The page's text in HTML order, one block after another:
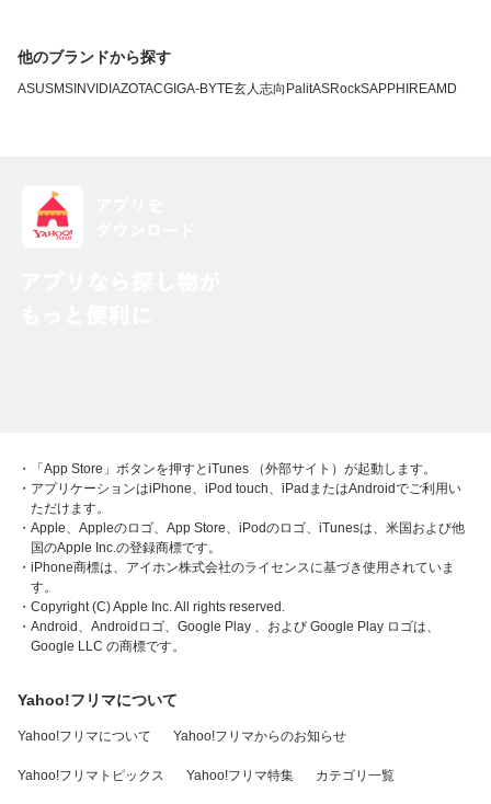
他のブランドから探す
ASUSMSI NVIDIAZOTACGIGA-BYTE玄人志向 PalitASRockSAPPHIREAMD
・「App Store」ボタンを押すとiTunes （外部サイト）が起動します。
・アプリケーションはiPhone、iPod touch、iPadまたはAndroidでご利用い
ただけます。
・Apple、Appleのロゴ、App Store、iPodのロゴ、iTunesは、米国および他
国のApple Inc.の登録商標です。
・iPhone商標は、アイホン株式会社のライセンスに基づき使用されていま
す。
・Copyright (C) Apple Inc. All rights reserved.
・Android、Androidロゴ、Google Play 、および Google Play ロゴは、
Google LLC の商標です。
Yahoo!フリマについて
Yahoo!フリマについて Yahoo!フリマからのお知らせ
Yahoo!フリマトピックス Yahoo!フリマ特集 カテゴリ一覧